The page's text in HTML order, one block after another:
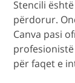
Stencili
përdorur.
Canva pasi
për faqet e